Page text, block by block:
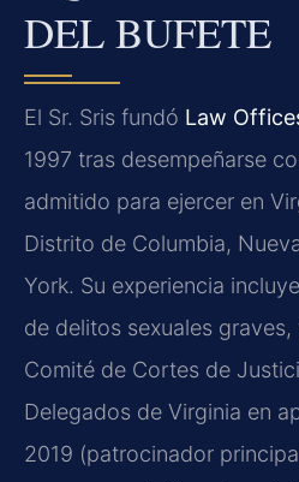
DEL BUFETE
El Sr. Sris fundó Law
1997 tras desempeñarse
admitido para ejercer en
Distrito de Columbia,
York. Su experiencia
de delitos sexuales
Comité de Cortes de
Delegados de Virginia en
2019 (patrocinador